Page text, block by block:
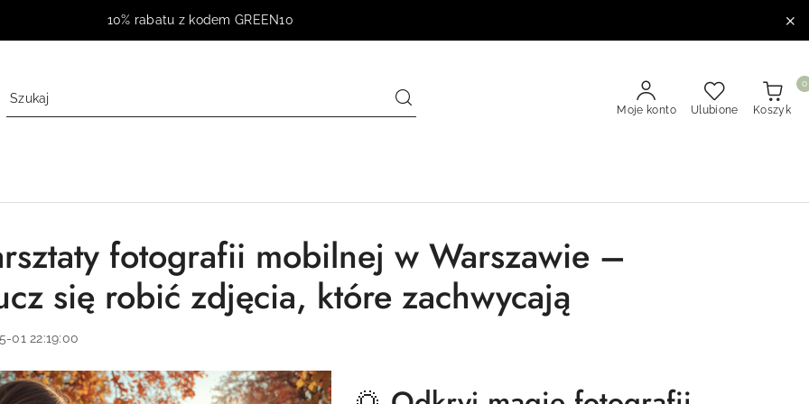
10% rabatu z kodem GREEN10
Moje konto Ulubione Koszyk
0
fotografii mobilnej w Warszawie –
się robić zdjęcia, które zachwycają
01 22:19:00